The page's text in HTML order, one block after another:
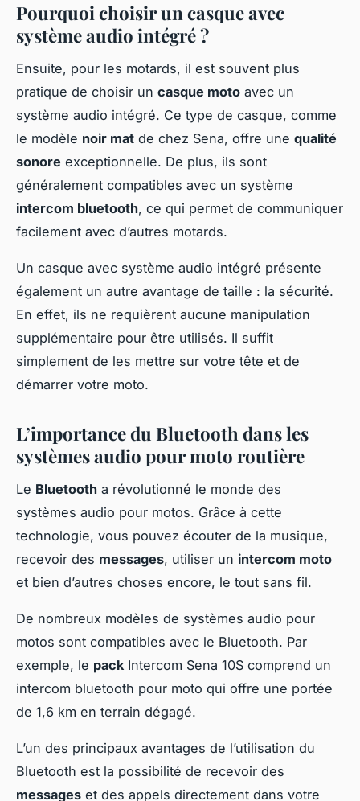
Pourquoi choisir un casque avec
système audio intégré ?
Ensuite, pour les motards, il est souvent plus
pratique de choisir un casque moto avec un
système audio intégré. Ce type de casque, comme
le modèle noir mat de chez Sena, offre une qualité
sonore exceptionnelle. De plus, ils sont
généralement compatibles avec un système
intercom bluetooth, ce qui permet de communiquer
facilement avec d’autres motards.
Un casque avec système audio intégré présente
également un autre avantage de taille : la sécurité.
En effet, ils ne requièrent aucune manipulation
supplémentaire pour être utilisés. Il suffit
simplement de les mettre sur votre tête et de
démarrer votre moto.
L’importance du Bluetooth dans les
systèmes audio pour moto routière
Le Bluetooth a révolutionné le monde des
systèmes audio pour motos. Grâce à cette
technologie, vous pouvez écouter de la musique,
recevoir des messages, utiliser un intercom moto
et bien d’autres choses encore, le tout sans fil.
De nombreux modèles de systèmes audio pour
motos sont compatibles avec le Bluetooth. Par
exemple, le pack Intercom Sena 10S comprend un
intercom bluetooth pour moto qui offre une portée
de 1,6 km en terrain dégagé.
L’un des principaux avantages de l’utilisation du
Bluetooth est la possibilité de recevoir des
messages et des appels directement dans votre